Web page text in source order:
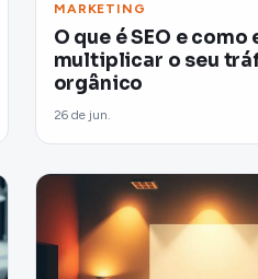
MARKETING
O que é SEO e como
multiplicar o seu
orgânico
26 de jun.